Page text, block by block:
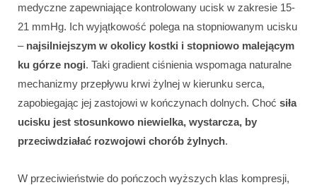
medyczne zapewniające kontrolowany ucisk w zakresie 15-
21 mmHg. Ich wyjątkowość polega na stopniowanym ucisku
– najsilniejszym w okolicy kostki i stopniowo malejącym
ku górze nogi. Taki gradient ciśnienia wspomaga naturalne
mechanizmy przepływu krwi żylnej w kierunku serca,
zapobiegając jej zastojowi w kończynach dolnych. Choć siła
ucisku jest stosunkowo niewielka, wystarcza, by
przeciwdziałać rozwojowi chorób żylnych.
W przeciwieństwie do pończoch wyższych klas kompresji,